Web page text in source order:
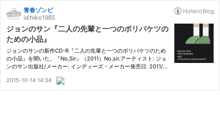
青春ゾンビ
id:hiko1985
ジョンのサン『二人の先輩と一つのポリバケツの
ための小品』
ジョンのサンの新作CD-R『二人の先輩と一つのポリバケツのため
の小品』を聞いた。『No,Sir』（2011）No,sir.アーティスト: ジョ
ンのサン出版社/メーカー: インディーズ・メーカー発売日: 2011/1
(11件) を見る以来の音源という事で良いのでしょうか。名古屋…
2015-10-14 14:34